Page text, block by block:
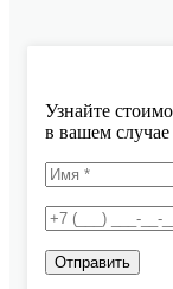
Узнайте
в вашем случае